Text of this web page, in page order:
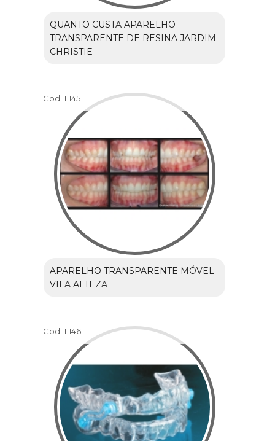
QUANTO CUSTA APARELHO
TRANSPARENTE DE RESINA JARDIM
CHRISTIE
Cod.:11145
APARELHO TRANSPARENTE MÓVEL
VILA ALTEZA
Cod.:11146